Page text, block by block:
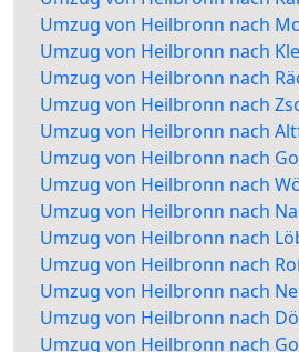
Umzug von Heilbronn nach
Umzug von Heilbronn nach
Umzug von Heilbronn nach
Umzug von Heilbronn nach
Umzug von Heilbronn nach
Umzug von Heilbronn nach
Umzug von Heilbronn nach
Umzug von Heilbronn nach
Umzug von Heilbronn nach
Umzug von Heilbronn nach
Umzug von Heilbronn nach
Umzug von Heilbronn nach
Umzug von Heilbronn nach